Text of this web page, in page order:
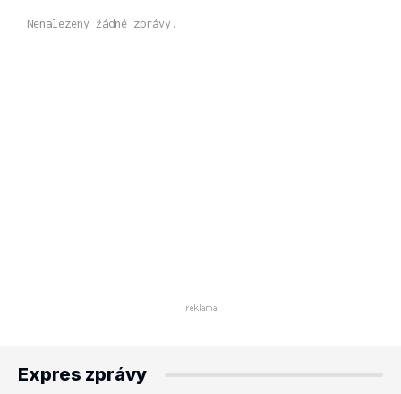
Nenalezeny žádné zprávy.
Expres zprávy